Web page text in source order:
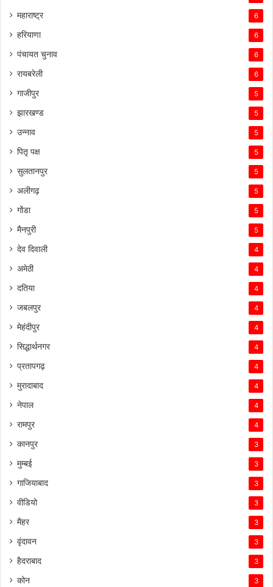
महाराष्ट्र 6
हरियाणा 6
पंचायत चुनाव 6
रायबरेली 6
गाजीपुर 5
झारखण्ड 5
उन्नाव 5
पितृ पक्ष 5
सुलतानपुर 5
अलीगढ़ 5
गोंडा 5
मैनपुरी 5
देव दिवाली 4
अमेठी 4
दतिया 4
जबलपुर 4
मेहंदीपुर 4
सिद्धार्थनगर 4
प्रतापगढ़ 4
मुरादाबाद 4
नेपाल 4
रामपुर 4
कानपुर 3
मुम्बई 3
गाजियाबाद 3
वीडियो 3
मैहर 3
वृंदावन 3
हैदराबाद 3
कोन 3